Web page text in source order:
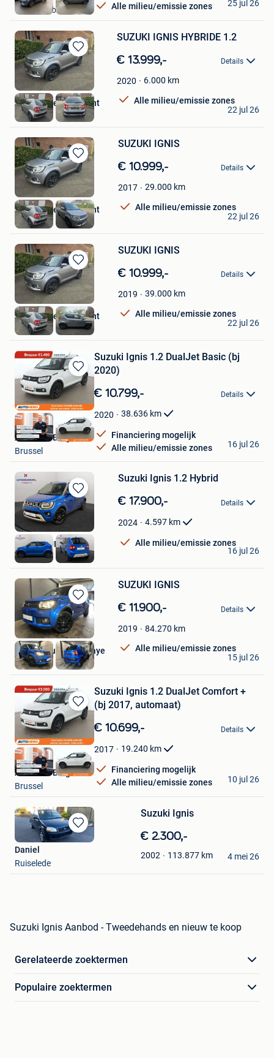
Alle milieu/emissie zones
Ceroux-Mousty
25 jul 26
Bewaren
in
Mijn
Favorieten
SUZUKI IGNIS HYBRIDE 1.2
€ 13.999,- Details
2020 6.000 km
Alle milieu/emissie zones
Garage Ulens Laurent
Bruxelles
22 jul 26
Bewaren
in
Mijn
Favorieten
SUZUKI IGNIS
€ 10.999,- Details
2017 29.000 km
Alle milieu/emissie zones
Garage Ulens Laurent
Bruxelles
22 jul 26
Bewaren
in
Mijn
Favorieten
SUZUKI IGNIS
€ 10.999,- Details
2019 39.000 km
Alle milieu/emissie zones
Garage Ulens Laurent
Bruxelles
22 jul 26
Bewaren
in
Mijn
Favorieten
Suzuki Ignis 1.2 DualJet Basic (bj
2020)
€ 10.799,- Details
2020 38.636 km
Financiering mogelijk
Alle milieu/emissie zones
Autohero België
Brussel
16 jul 26
Bewaren
in
Mijn
Favorieten
Suzuki Ignis 1.2 Hybrid
€ 17.900,- Details
2024 4.597 km
Alle milieu/emissie zones
AUTOKRUISPUNT
Tielt
16 jul 26
Bewaren
in
Mijn
Favorieten
SUZUKI IGNIS
€ 11.900,- Details
2019 84.270 km
Alle milieu/emissie zones
Groupe Dufour Delhaye
Tertre
15 jul 26
Bewaren
in
Mijn
Favorieten
Suzuki Ignis 1.2 DualJet Comfort +
(bj 2017, automaat)
€ 10.699,- Details
2017 19.240 km
Financiering mogelijk
Alle milieu/emissie zones
Autohero België
Brussel
10 jul 26
Bewaren
in
Suzuki Ignis
€ 2.300,-
2002 113.877 km
Daniel
Ruiselede
4 mei 26
Suzuki Ignis Aanbod - Tweedehands en nieuw te koop
Gerelateerde zoektermen
Populaire zoektermen